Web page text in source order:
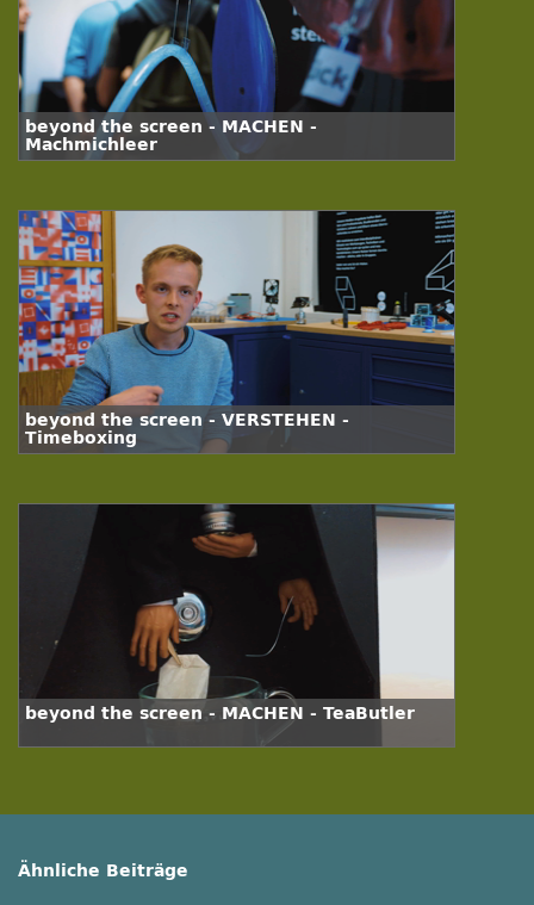
beyond the screen - MACHEN -
Machmichleer
beyond the screen - VERSTEHEN -
Timeboxing
beyond the screen - MACHEN - TeaButler
Ähnliche Beiträge